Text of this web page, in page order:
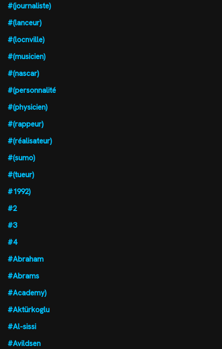
#(journaliste)
#(lanceur)
#(locnville)
#(musicien)
#(nascar)
#(personnalité
#(physicien)
#(rappeur)
#(réalisateur)
#(sumo)
#(tueur)
#1992)
#2
#3
#4
#Abraham
#Abrams
#Academy)
#Aktürkoglu
#Al-sissi
#Avildsen